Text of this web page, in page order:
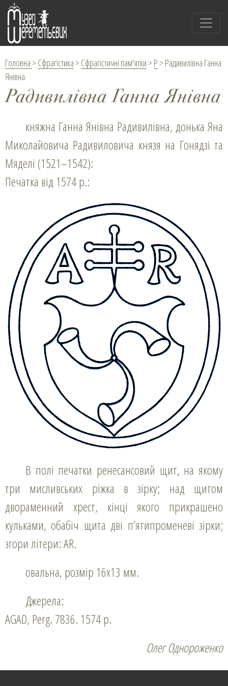
Головна > Сфрагістика > Сфрагістичні пам'ятки > Р > Радивилівна Ганна
Янівна
Радивилівна Ганна Янівна
княжна Ганна Янівна Радивилівна, донька Яна
Миколайовича Радивиловича князя на Гонядзі та
Мяделі (1521–1542):
Печатка від 1574 р.:
В полі печатки ренесансовий щит, на якому
три мисливських ріжка в зірку; над щитом
двораменний хрест, кінці якого прикрашено
кульками, обабіч щита дві п’ятипроменеві зірки;
згори літери: AR.
овальна, розмір 16х13 мм.
Джерела:
AGAD, Perg. 7836. 1574 р.
Олег Однороженко